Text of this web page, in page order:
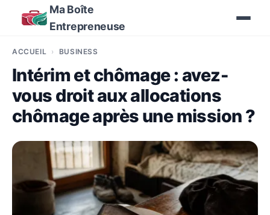
Ma Boîte
Entrepreneuse
ACCUEIL BUSINESS
Intérim et chômage : avez-
vous droit aux allocations
chômage après une mission ?